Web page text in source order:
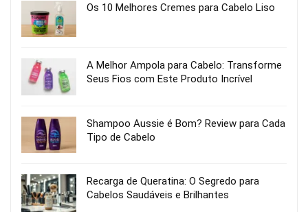
Os 10 Melhores Cremes para Cabelo Liso
A Melhor Ampola para Cabelo: Transforme
Seus Fios com Este Produto Incrível
Shampoo Aussie é Bom? Review para Cada
Tipo de Cabelo
Recarga de Queratina: O Segredo para
Cabelos Saudáveis e Brilhantes